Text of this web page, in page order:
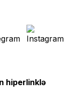
hiperlinklə